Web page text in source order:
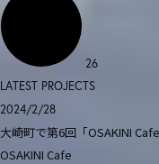
26
LATEST PROJECTS
2024/2/28
大崎町で第6回「OSAKINI
OSAKINI Cafe